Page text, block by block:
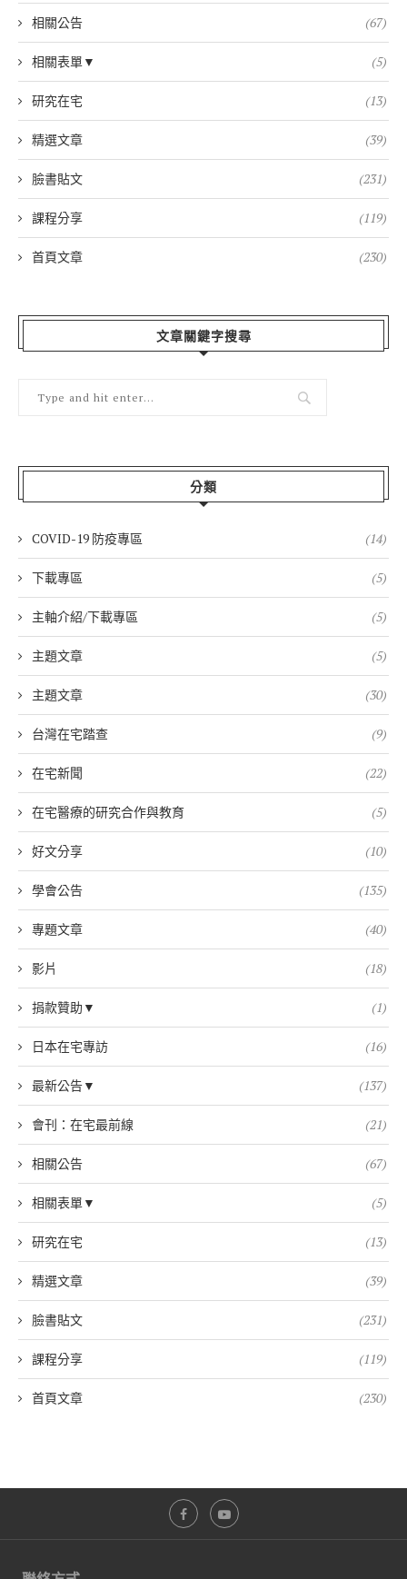
相關公告 (67)
相關表單▼ (5)
研究在宅 (13)
精選文章 (39)
臉書貼文 (231)
課程分享 (119)
首頁文章 (230)
文章關鍵字搜尋
分類
COVID-19 防疫專區 (14)
下載專區 (5)
主軸介紹/下載專區 (5)
主題文章 (5)
主題文章 (30)
台灣在宅踏查 (9)
在宅新聞 (22)
在宅醫療的研究合作與教育 (5)
好文分享 (10)
學會公告 (135)
專題文章 (40)
影片 (18)
捐款贊助▼ (1)
日本在宅專訪 (16)
最新公告▼ (137)
會刊：在宅最前線 (21)
相關公告 (67)
相關表單▼ (5)
研究在宅 (13)
精選文章 (39)
臉書貼文 (231)
課程分享 (119)
首頁文章 (230)